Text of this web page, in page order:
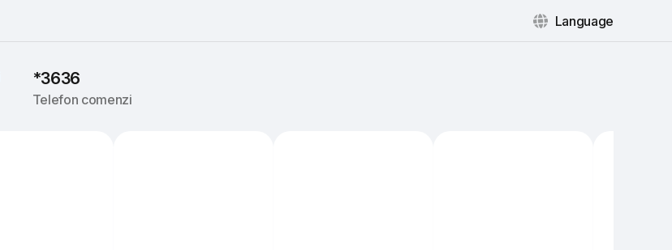
Language
*3636
Telefon comenzi